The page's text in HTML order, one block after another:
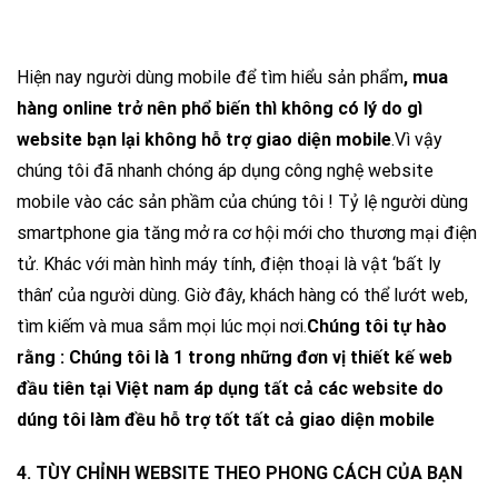
Hiện nay người dùng mobile để tìm hiểu sản phẩm, mua
hàng online trở nên phổ biến thì không có lý do gì
website bạn lại không hỗ trợ giao diện mobile.Vì vậy
chúng tôi đã nhanh chóng áp dụng công nghệ website
mobile vào các sản phầm của chúng tôi ! Tỷ lệ người dùng
smartphone gia tăng mở ra cơ hội mới cho thương mại điện
tử. Khác với màn hình máy tính, điện thoại là vật ‘bất ly
thân’ của người dùng. Giờ đây, khách hàng có thể lướt web,
tìm kiếm và mua sắm mọi lúc mọi nơi.Chúng tôi tự hào
rằng : Chúng tôi là 1 trong những đơn vị thiết kế web
đầu tiên tại Việt nam áp dụng tất cả các website do
dúng tôi làm đều hỗ trợ tốt tất cả giao diện mobile
4. TÙY CHỈNH WEBSITE THEO PHONG CÁCH CỦA BẠN